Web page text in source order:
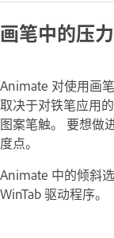
画笔中的压
Animate 对使用画
取决于对铁笔应用
图案笔触。 要想
度点。
Animate 中的倾斜
WinTab 驱动程序。